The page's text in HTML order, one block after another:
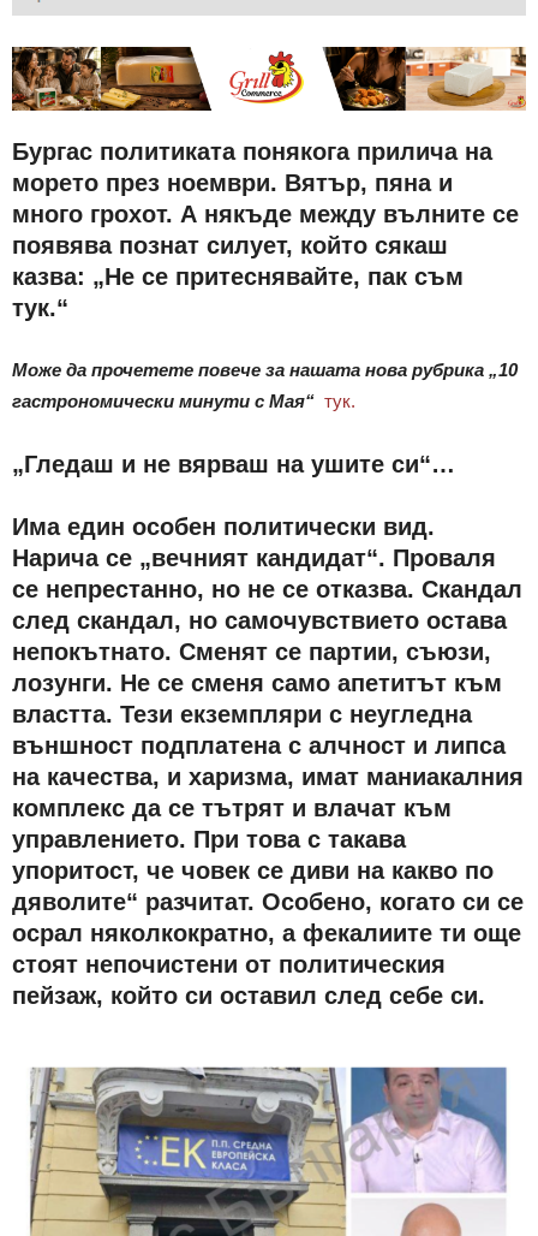
Бургас политиката понякога прилича на
морето през ноември. Вятър, пяна и
много грохот. А някъде между вълните се
появява познат силует, който сякаш
казва: „Не се притеснявайте, пак съм
тук.“
Може да прочетете повече за нашата нова рубрика „10
гастрономически минути с Мая“ тук.
„Гледаш и не вярваш на ушите си“…
Има един особен политически вид.
Нарича се „вечният кандидат“. Проваля
се непрестанно, но не се отказва. Скандал
след скандал, но самочувствието остава
непокътнато. Сменят се партии, съюзи,
лозунги. Не се сменя само апетитът към
властта. Тези екземпляри с неугледна
външност подплатена с алчност и липса
на качества, и харизма, имат маниакалния
комплекс да се тътрят и влачат към
управлението. При това с такава
упоритост, че човек се диви на какво по
дяволите“ разчитат. Особено, когато си се
осрал няколкократно, а фекалиите ти още
стоят непочистени от политическия
пейзаж, който си оставил след себе си.